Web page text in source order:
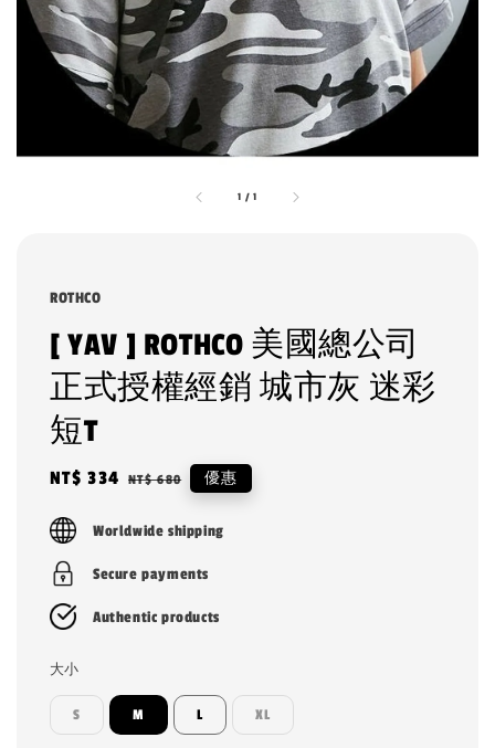
1 /1
ROTHCO
[ YAV ] ROTHCO 美國總公司
正式授權經銷 城市灰 迷彩
短T
Sale
NT$ 334 Regular
NT$ 680 優惠
Worldwide shipping
Secure payments
Authentic products
大小
S M L XL